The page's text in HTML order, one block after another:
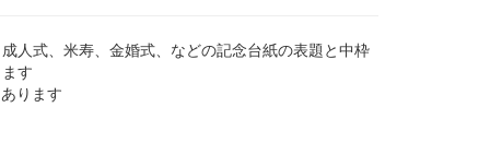
人式、米寿、金婚式、などの記念台紙の表題と中枠
す
ります